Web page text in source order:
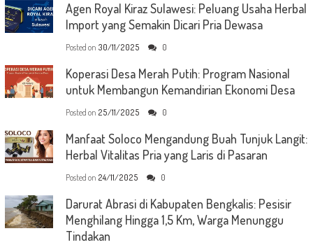
Agen Royal Kiraz Sulawesi: Peluang Usaha Herbal
Import yang Semakin Dicari Pria Dewasa
Posted on 30/11/2025 0
Koperasi Desa Merah Putih: Program Nasional
untuk Membangun Kemandirian Ekonomi Desa
Posted on 25/11/2025 0
Manfaat Soloco Mengandung Buah Tunjuk Langit:
Herbal Vitalitas Pria yang Laris di Pasaran
Posted on 24/11/2025 0
Darurat Abrasi di Kabupaten Bengkalis: Pesisir
Menghilang Hingga 1,5 Km, Warga Menunggu
Tindakan